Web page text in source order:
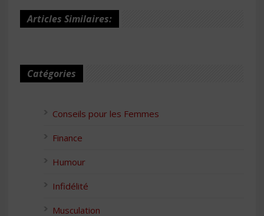
Articles Similaires:
Catégories
Conseils pour les Femmes
Finance
Humour
Infidélité
Musculation